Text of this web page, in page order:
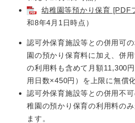
幼稚園等預かり保育 [PDF
和8年4月1日時点）
認可外保育施設等との併用可
園の預かり保育料に加え、併
の利用料も含めて月額11,300
用日数×450円）を上限に無償
認可外保育施設等との併用不
稚園の預かり保育の利用料の
ます。